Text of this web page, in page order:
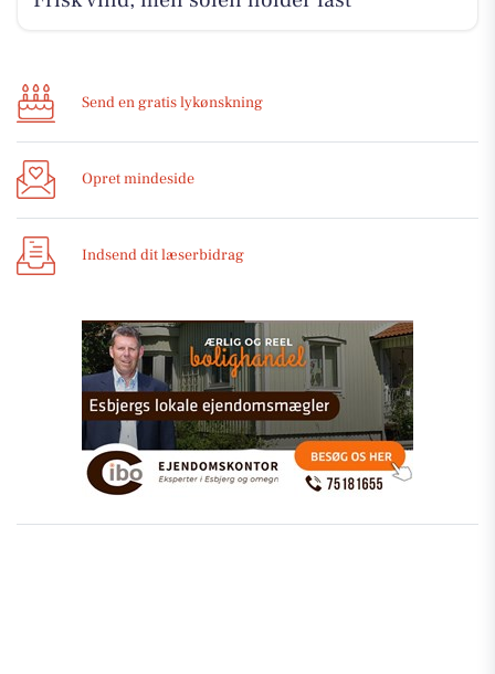
Send en gratis lykønskning
Opret mindeside
Indsend dit læserbidrag